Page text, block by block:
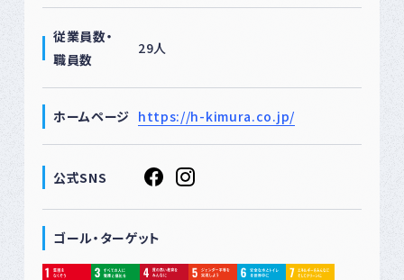
従業員数・
職員数
29人
ホームページ https://h-kimura.co.jp/
公式SNS
ゴール・ターゲット